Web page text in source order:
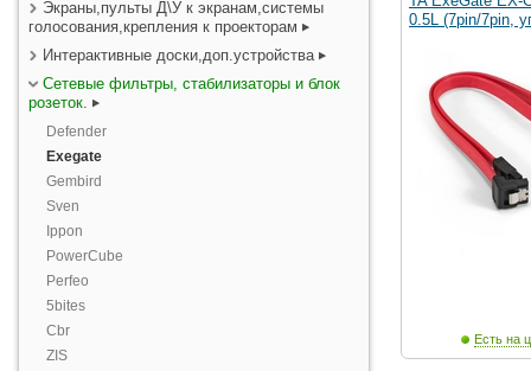
Экраны,пульты Д\У к экранам,системы
голосования,крепления к проекторам
Интерактивные доски,доп.устройства
Сетевые фильтры, стабилизаторы и блок
розеток.
Defender
Exegate
Gembird
Sven
Ippon
PowerCube
Perfeo
5bites
Cbr
ZIS
0.5L (7pin/7pin,
Есть на